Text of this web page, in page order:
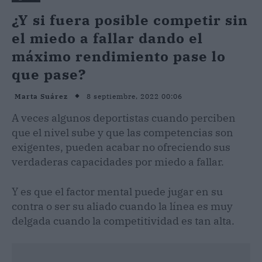
¿Y si fuera posible competir sin
el miedo a fallar dando el
máximo rendimiento pase lo
que pase?
Marta Suárez 8 septiembre, 2022 00:06
A veces algunos deportistas cuando perciben
que el nivel sube y que las competencias son
exigentes, pueden acabar no ofreciendo sus
verdaderas capacidades por miedo a fallar.
Y es que el factor mental puede jugar en su
contra o ser su aliado cuando la línea es muy
delgada cuando la competitividad es tan alta.